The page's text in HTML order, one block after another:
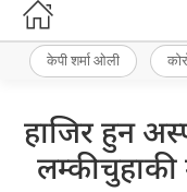
केपी शर्मा ओली
हाजिर हुन
लम्कीचुहाकी